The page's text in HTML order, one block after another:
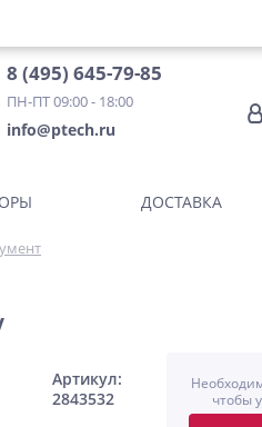
8 (495) 645-79-85
ПН-ПТ 09:00 - 18:00
info@ptech.ru
ДОСТАВКА
Артикул:
2843532
чтобы